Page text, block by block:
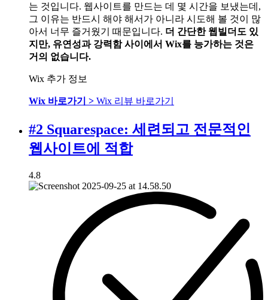
는 것입니다. 웹사이트를 만드는 데 몇 시간을 보냈는데,
그 이유는 반드시 해야 해서가 아니라 시도해 볼 것이 많
아서 너무 즐거웠기 때문입니다. 더 간단한 웹빌더도 있
지만, 유연성과 강력함 사이에서 Wix를 능가하는 것은
거의 없습니다.
Wix 추가 정보
Wix 바로가기 > Wix 리뷰 바로가기
#2 Squarespace: 세련되고 전문적인
웹사이트에 적합
4.8